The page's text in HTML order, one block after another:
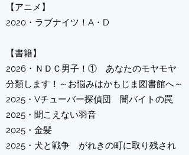
【アニメ】
2020・ラブナイツ！A・D
【書籍】​
2026・ＮＤＣ男子！① あなたのモヤモヤ
分類します！～お悩みはかもじま図書館へ～
2025・Vチューバー探偵団 闇バイトの罠
​2025・聞こえない羽音
​2025・金髪
​2025・犬と戦争 がれきの町に取り残され